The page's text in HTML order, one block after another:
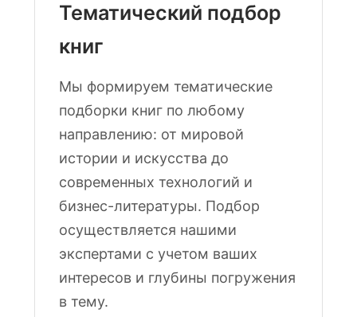
Тематический подбор
книг
Мы формируем тематические
подборки книг по любому
направлению: от мировой
истории и искусства до
современных технологий и
бизнес-литературы. Подбор
осуществляется нашими
экспертами с учетом ваших
интересов и глубины погружения
в тему.